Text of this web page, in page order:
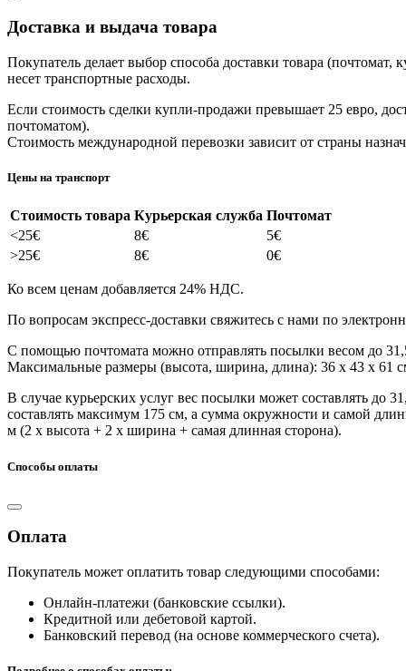
Доставка и выдача товара
Покупатель делает выбор способа доставки товара (почтомат,
несет транспортные расходы.
Если стоимость сделки купли-продажи превышает 25 евро,
почтоматом).
Стоимость международной перевозки зависит от страны
Цены на транспорт
Стоимость товара Курьерская служба Почтомат
<25€
8€
5€
>25€
8€ 0€
Ко всем ценам добавляется 24% НДС.
По вопросам экспресс-доставки свяжитесь с нами по
С помощью почтомата можно отправлять посылки весом до
Максимальные размеры (высота, ширина, длина): 36 х 43 х 61
В случае курьерских услуг вес посылки может составлять до
составлять максимум 175 см, а сумма окружности и самой
м (2 х высота + 2 х ширина + самая длинная сторона).
Способы оплаты
Оплата
Покупатель может оплатить товар следующими способами:
Онлайн-платежи (банковские ссылки).
Кредитной или дебетовой картой.
Банковский перевод (на основе коммерческого счета).